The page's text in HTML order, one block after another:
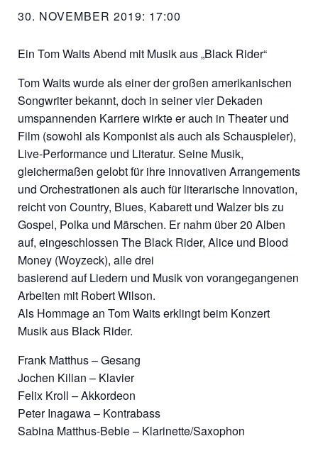
30. NOVEMBER 2019: 17:00
Ein Tom Waits Abend mit Musik aus „Black Rider“
Tom Waits wurde als einer der großen amerikanischen
Songwriter bekannt, doch in seiner vier Dekaden
umspannenden Karriere wirkte er auch in Theater und
Film (sowohl als Komponist als auch als Schauspieler),
Live-Performance und Literatur. Seine Musik,
gleichermaßen gelobt für ihre innovativen Arrangements
und Orchestrationen als auch für literarische Innovation,
reicht von Country, Blues, Kabarett und Walzer bis zu
Gospel, Polka und Märschen. Er nahm über 20 Alben
auf, eingeschlossen The Black Rider, Alice und Blood
Money (Woyzeck), alle drei
basierend auf Liedern und Musik von vorangegangenen
Arbeiten mit Robert Wilson.
Als Hommage an Tom Waits erklingt beim Konzert
Musik aus Black Rider.
Frank Matthus – Gesang
Jochen Kilian – Klavier
Felix Kroll – Akkordeon
Peter Inagawa – Kontrabass
Sabina Matthus-Bebie – Klarinette/Saxophon